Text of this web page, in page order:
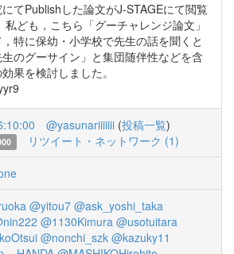
てPublishした論文がJ-STAGEにて閲覧
ども，こちら「グーチャレンジ論文」
特に保幼・小学校で先生の話を聞くと
のグーサイン」と集団随伴性などを含
果を検討しました。
@yasunariiiiiii (投稿一覧)
リツイート・ネットワーク (1)
@yitou7 @ask_yoshi_taka
@1130Kimura @usotuitara
@nonchi_szk @kazuky11